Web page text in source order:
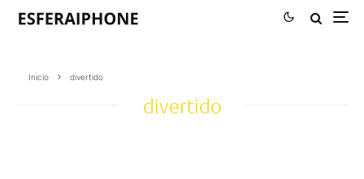
Inicio divertido
divertido